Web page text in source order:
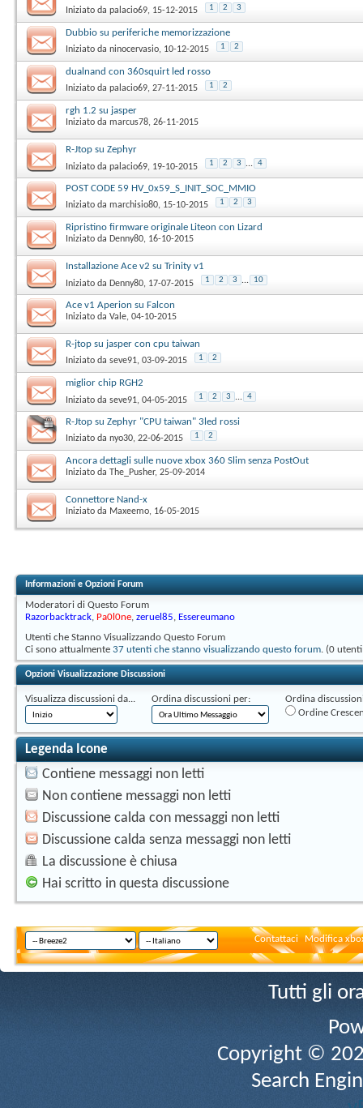
Iniziato da palacio69‎, 15-12-2015 1 2 3
Dubbio su periferiche memorizzazione
Iniziato da ninocervasio‎, 10-12-2015 1 2
dualnand con 360squirt led rosso
Iniziato da palacio69‎, 27-11-2015 1 2
rgh 1.2 su jasper
Iniziato da marcus78‎, 26-11-2015
R-Jtop su Zephyr
Iniziato da palacio69‎, 19-10-2015 1 2 3 ... 4
POST CODE 59 HV_0x59_S_INIT_SOC_MMIO
Iniziato da marchisio80‎, 15-10-2015 1 2 3
Ripristino firmware originale Liteon con Lizard
Iniziato da Denny80‎, 16-10-2015
Installazione Ace v2 su Trinity v1
Iniziato da Denny80‎, 17-07-2015 1 2 3 ... 10
Ace v1 Aperion su Falcon
Iniziato da Vale‎, 04-10-2015
R-jtop su jasper con cpu taiwan
Iniziato da seve91‎, 03-09-2015 1 2
miglior chip RGH2
Iniziato da seve91‎, 04-05-2015 1 2 3 ... 4
R-Jtop su Zephyr "CPU taiwan" 3led rossi
Iniziato da nyo30‎, 22-06-2015 1 2
Ancora dettagli sulle nuove xbox 360 Slim senza PostOut
Iniziato da The_Pusher‎, 25-09-2014
Connettore Nand-x
Iniziato da Maxeemo‎, 16-05-2015
Informazioni e Opzioni Forum
Moderatori di Questo Forum
Razorbacktrack, Pa0l0ne, zeruel85, Essereumano
Utenti che Stanno Visualizzando Questo Forum
Ci sono attualmente 37 utenti che stanno visualizzando questo forum. (0
Opzioni Visualizzazione Discussioni
Visualizza discussioni da... Ordina discussioni per:
Ordina
Ordine
Legenda Icone
Contiene messaggi non letti
Non contiene messaggi non letti
Discussione calda con messaggi non letti
Discussione calda senza messaggi non letti
La discussione è chiusa
Hai scritto in questa discussione
Contattaci Modifica
Tutti gli
Copyright ©
Search